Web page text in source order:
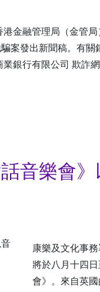
金融管理局（金管
案發出新聞稿。有
銀行有限公司 欺詐
音樂會
康樂及文化事
將於八月十四
會》。來自英